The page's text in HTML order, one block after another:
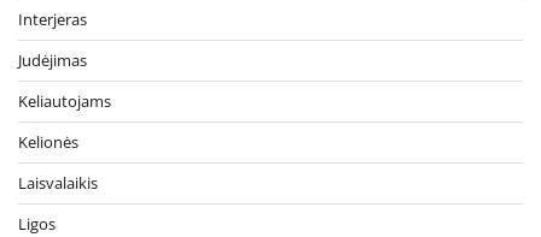
Interjeras
Judėjimas
Keliautojams
Kelionės
Laisvalaikis
Ligos